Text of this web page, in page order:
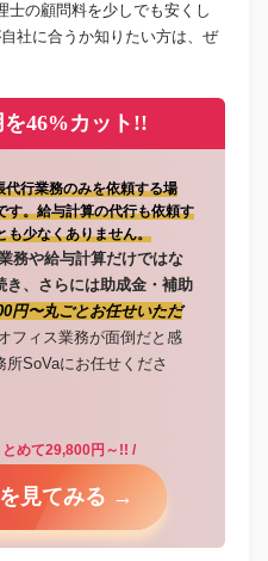
士の顧問料を少しでも安くし
社に合うか知りたい方は、ぜ
46%カット!!
行業務のみを依頼する場
す。給与計算の代行も依頼す
も少なくありません。
務や給与計算だけではな
き、さらには助成金・補助
円〜丸ごとお任せいただ
フィス業務が面倒だと感
SoVaにお任せくださ
めて29,800円～!! /
見てみる →